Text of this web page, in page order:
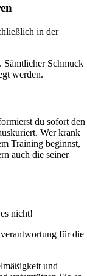
in der
Sämtlicher Schmuck
werden.
du sofort den
Wer krank
Training beginnst,
auch die seiner
nicht!
für die
und